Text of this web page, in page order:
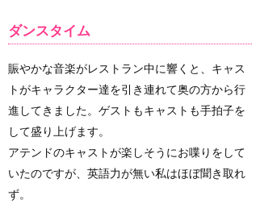
ダンスタイム
賑やかな音楽がレストラン中に響くと、キャス
トがキャラクター達を引き連れて奥の方から行
進してきました。ゲストもキャストも手拍子を
して盛り上げます。
アテンドのキャストが楽しそうにお喋りをして
いたのですが、英語力が無い私はほぼ聞き取れ
ず。